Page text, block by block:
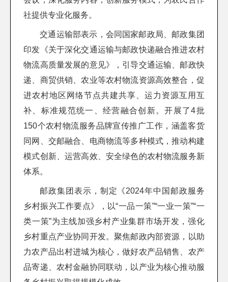
社提供专业化服务。
交通运输部表示，会同国家邮政局、邮政集团
印发《关于深化交通运输与邮政快递融合推进农村
物流高质量发展的意见》，引导交通运输、邮政快
递、商贸供销、农业等农村物流资源高效整合，促
进农村地区网络节点共建共享、运力资源互用互
补、标准规范统一、经营融合创新。开展了4批
150个农村物流服务品牌宣传推广工作，涵盖客货
同网、交邮融合、电商物流等多种模式，推动构建
模式创新、运营高效、安全绿色的农村物流服务新
体系。
邮政集团表示，制定《2024年中国邮政服务
乡村振兴工作要点》，以“一品一策”“一业一策”“一
类一策”为主线加强乡村产业集群市场开发，强化
乡村重点产业协同开发。聚焦邮政内部资源，以助
力农产品出村进城为核心，做好农产品销售、农产
品寄递、农村金融协同联动，以产业为核心推动服